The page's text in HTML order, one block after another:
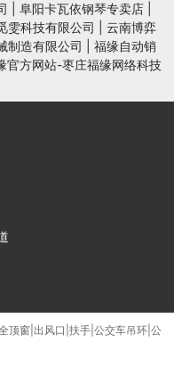
阜阳卡瓦依钢琴专卖店
雯科技有限公司
云南博弈
制造有限公司
福缘自动销
官方网站-枣庄福缘网络科技
顶窗|出风口|扶手|公交车吊环|公